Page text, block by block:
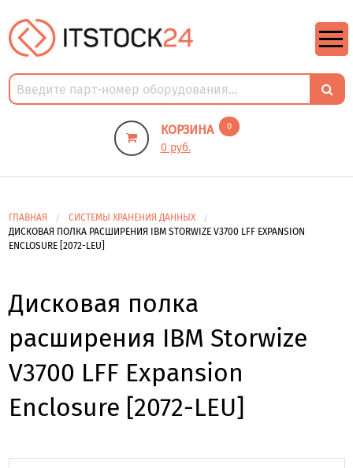
КОРЗИНА 0
0 руб.
ГЛАВНАЯ
СИСТЕМЫ ХРАНЕНИЯ ДАННЫХ
ДИСКОВАЯ ПОЛКА РАСШИРЕНИЯ IBM STORWIZE V3700 LFF EXPANSION
ENCLOSURE [2072-LEU]
Дисковая полка
расширения IBM Storwize
V3700 LFF Expansion
Enclosure [2072-LEU]